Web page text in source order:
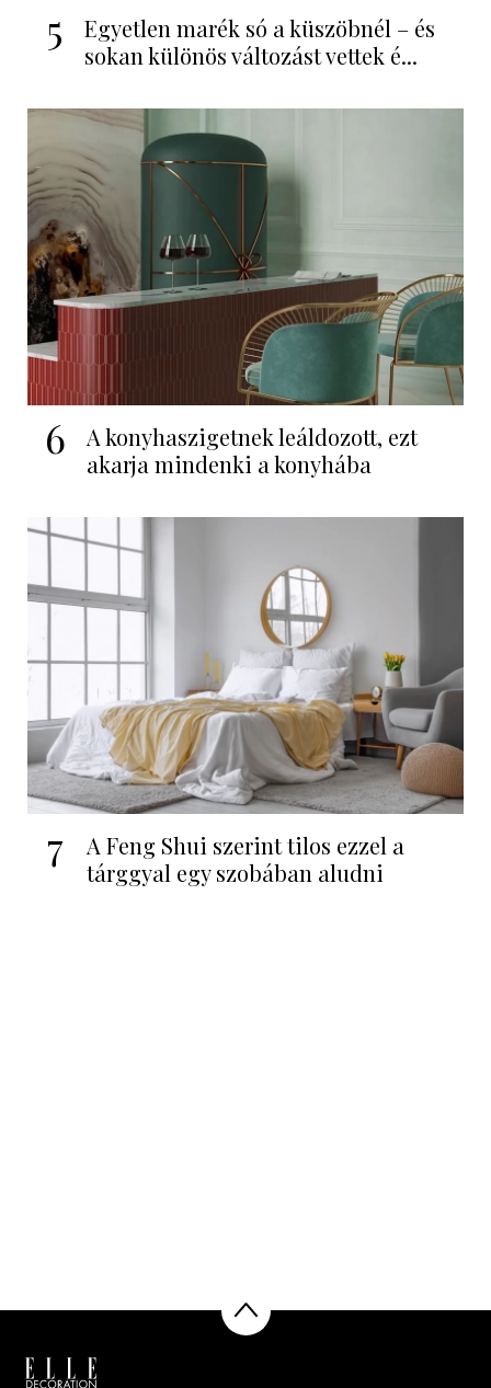
5
Egyetlen marék só a küszöbnél – és
sokan különös változást vettek é...
6
A konyhaszigetnek leáldozott, ezt
akarja mindenki a konyhába
7
A Feng Shui szerint tilos ezzel a
tárggyal egy szobában aludni